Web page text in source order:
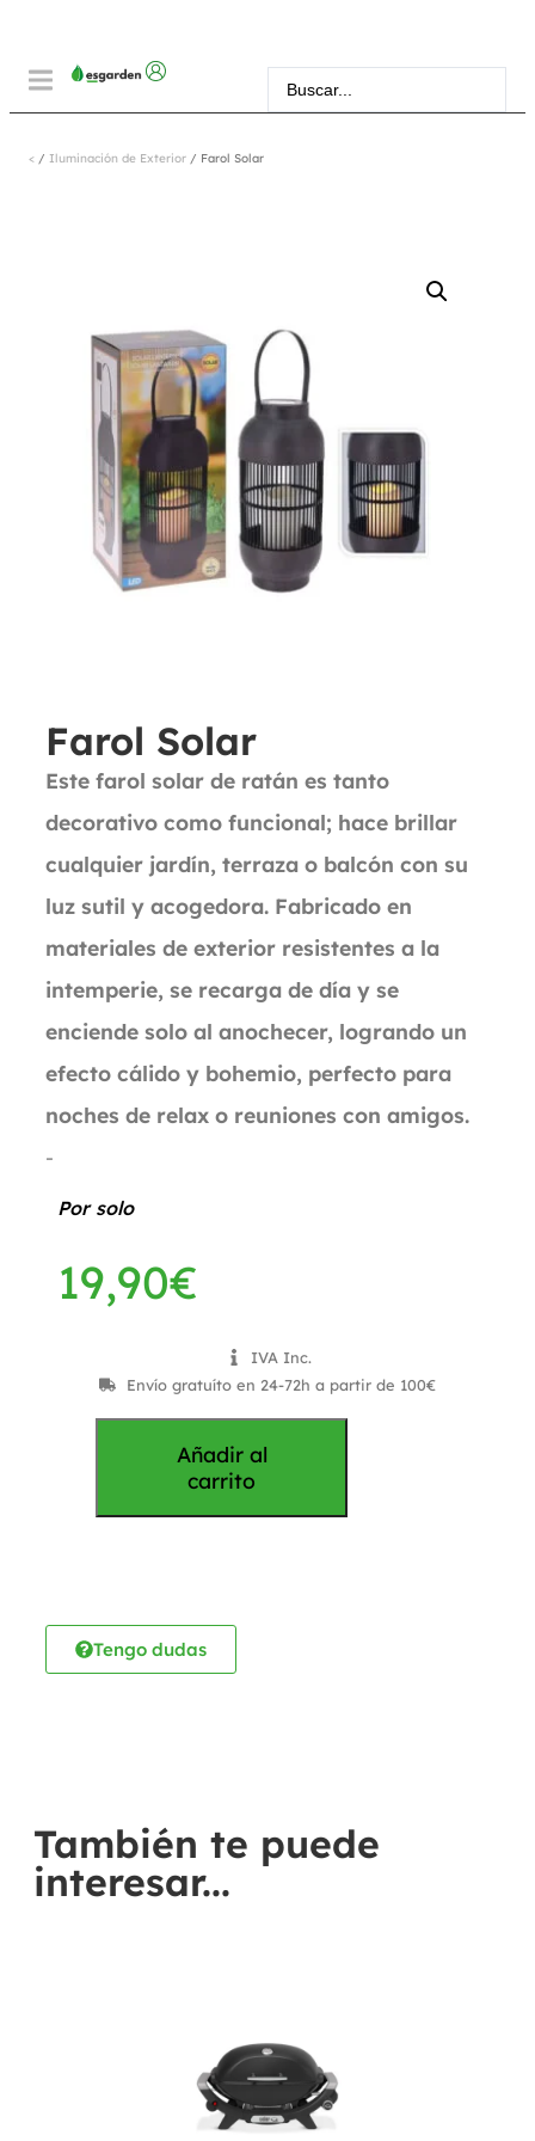
< / Iluminación de Exterior / Farol Solar
Farol Solar
Este farol solar de ratán es tanto
decorativo como funcional; hace brillar
cualquier jardín, terraza o balcón con su
luz sutil y acogedora. Fabricado en
materiales de exterior resistentes a la
intemperie, se recarga de día y se
enciende solo al anochecer, logrando un
efecto cálido y bohemio, perfecto para
noches de relax o reuniones con amigos.
-
Por solo
19,90€
IVA Inc.
Envío gratuíto en 24-72h a partir de 100€
Añadir al
carrito
Tengo dudas
También te puede
interesar...